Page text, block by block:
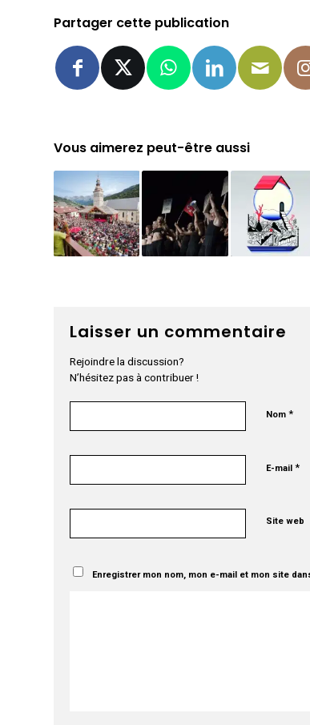
Partager cette publication
Vous aimerez peut-être aussi
Laisser un commentaire
Rejoindre la discussion?
N’hésitez pas à contribuer !
Nom*
E-mail*
Site web
Enregistrer mon nom, mon e-mail et mon site